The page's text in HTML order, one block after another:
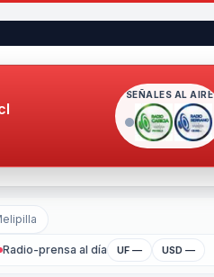
SEÑALES AL AIRE
Radio-prensa al día UF — USD —